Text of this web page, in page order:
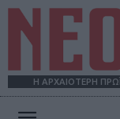
Η ΑΡΧΑΙΟΤΕΡΗ